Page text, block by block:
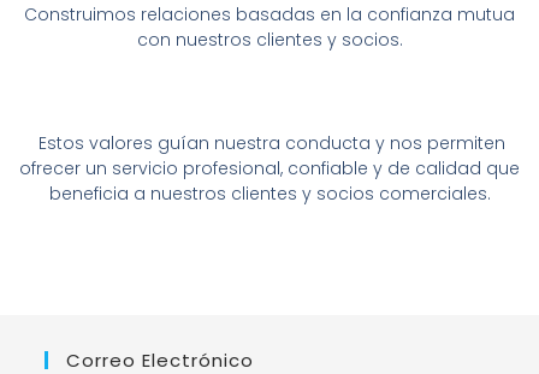
Construimos relaciones basadas en la confianza mutua
con nuestros clientes y socios.
Estos valores guían nuestra conducta y nos permiten
ofrecer un servicio profesional, confiable y de calidad que
beneficia a nuestros clientes y socios comerciales.
Correo Electrónico